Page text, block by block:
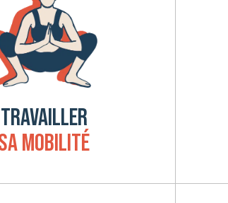
TRAVAILLER
MOBILITÉ